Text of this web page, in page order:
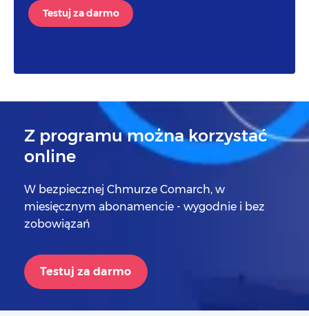
Testuj za darmo
Z programu można korzystać
online
W bezpiecznej Chmurze Comarch, w
miesięcznym abonamencie - wygodnie i bez
zobowiązań
Testuj za darmo